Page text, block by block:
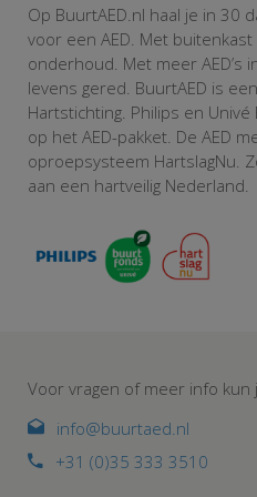
Op BuurtAED.nl haal je in 30
voor een AED. Met
onderhoud. Met meer AED’s
levens gered. BuurtAED is
Hartstichting. Philips en
op het AED-pakket. De AED
oproepsysteem HartslagNu.
aan een hartveilig Nederland.
Voor vragen of meer info kun
info@buurtaed.nl
+31 (0)35 333 3510